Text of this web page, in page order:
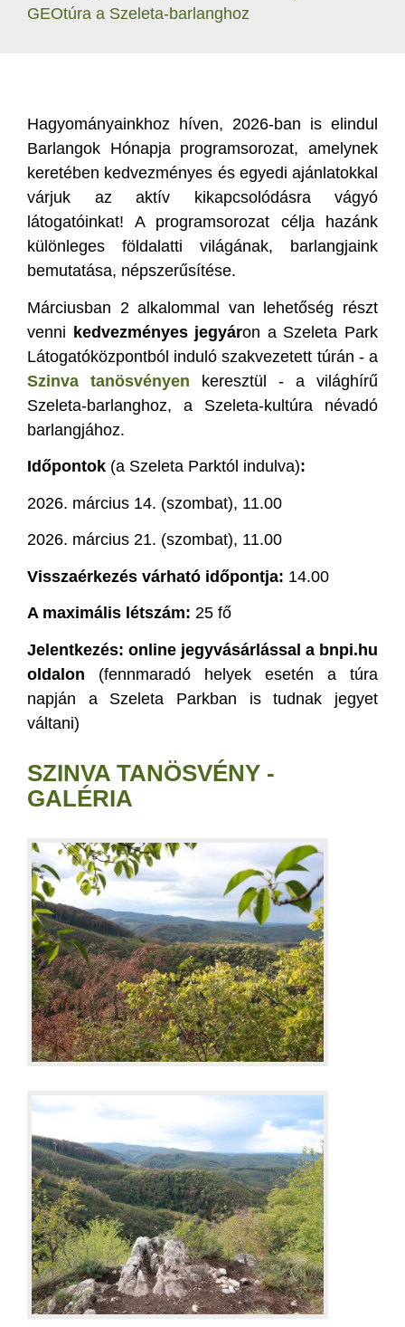
GEOtúra a Szeleta-barlanghoz
Hagyományainkhoz híven, 2026-ban is elindul
Barlangok Hónapja programsorozat, amelynek
keretében kedvezményes és egyedi ajánlatokkal
várjuk az aktív kikapcsolódásra vágyó
látogatóinkat! A programsorozat célja hazánk
különleges földalatti világának, barlangjaink
bemutatása, népszerűsítése.
Márciusban 2 alkalommal van lehetőség részt
venni kedvezményes jegyáron a Szeleta Park
Látogatóközpontból induló szakvezetett túrán - a
Szinva tanösvényen keresztül - a világhírű
Szeleta-barlanghoz, a Szeleta-kultúra névadó
barlangjához.
Időpontok (a Szeleta Parktól indulva):
2026. március 14. (szombat), 11.00
2026. március 21. (szombat), 11.00
Visszaérkezés várható időpontja: 14.00
A maximális létszám: 25 fő
Jelentkezés: online jegyvásárlással a bnpi.hu
oldalon (fennmaradó helyek esetén a túra
napján a Szeleta Parkban is tudnak jegyet
váltani)
SZINVA TANÖSVÉNY -
GALÉRIA